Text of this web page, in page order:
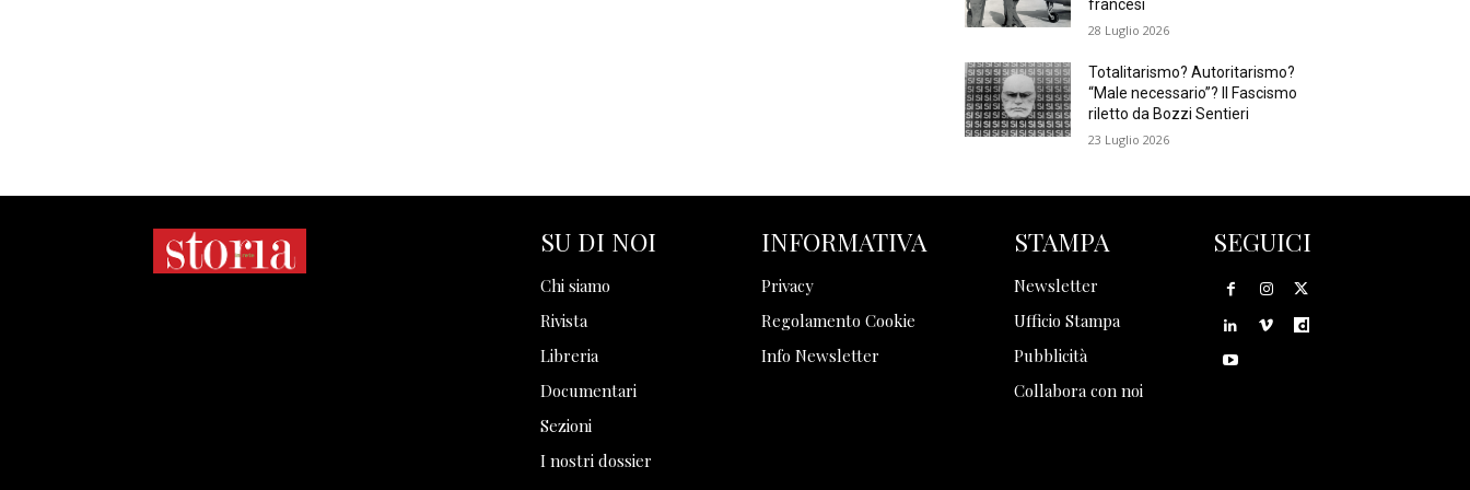
francesi
28 Luglio 2026
Totalitarismo? Autoritarismo?
“Male necessario”? Il Fascismo
riletto da Bozzi Sentieri
23 Luglio 2026
SU DI NOI
Chi siamo
Rivista
Libreria
Documentari
Sezioni
I nostri dossier
INFORMATIVA
Privacy
Regolamento Cookie
Info Newsletter
STAMPA
Newsletter
Ufficio Stampa
Pubblicità
Collabora con noi
SEGUICI